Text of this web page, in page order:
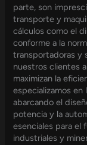
parte, son
transporte y
cálculos como el
conforme a la
transportadoras y
nuestros clientes
maximizan la
especializamos
abarcando el
potencia y la
esenciales para el
industriales y